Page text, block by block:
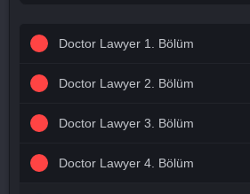
Doctor Lawyer 1. Bölüm
Doctor Lawyer 2. Bölüm
Doctor Lawyer 3. Bölüm
Doctor Lawyer 4. Bölüm